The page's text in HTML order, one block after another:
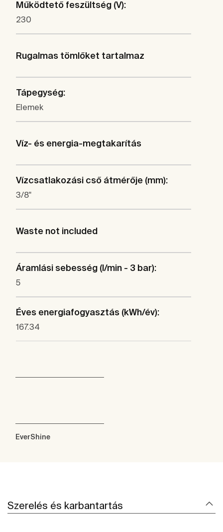
Működtető feszültség (V):
230
Rugalmas tömlőket tartalmaz
Tápegység:
Elemek
Víz- és energia-megtakarítás
Vízcsatlakozási cső átmérője (mm):
3/8"
Waste not included
Áramlási sebesség (l/min - 3 bar):
5
Éves energiafogyasztás (kWh/év):
167.34
EverShine
Szerelés és karbantartás